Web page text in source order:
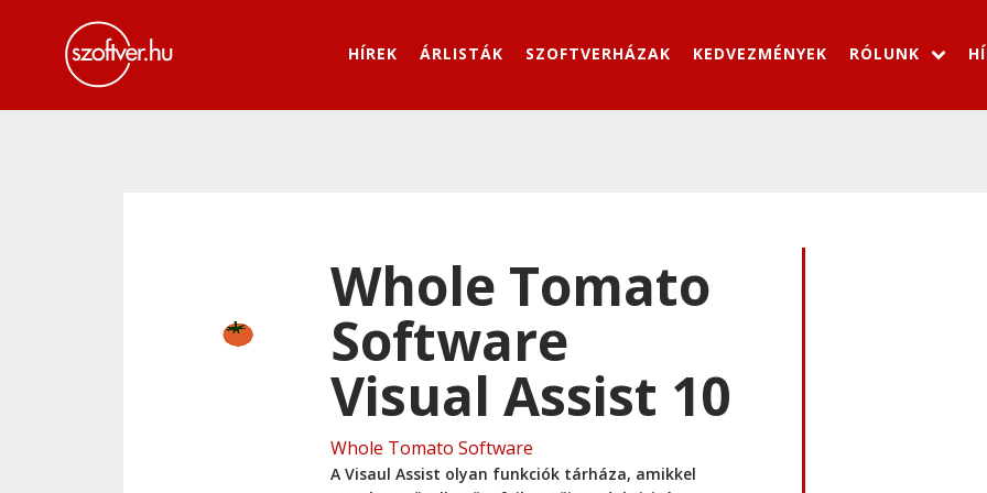
HÍREK ÁRLISTÁK SZOFTVERHÁZAK KEDVEZMÉNYEK RÓLUNK
Whole Tomato
Software
Visual Assist 10
Whole Tomato Software
A Visaul Assist olyan funkciók tárháza, amikkel